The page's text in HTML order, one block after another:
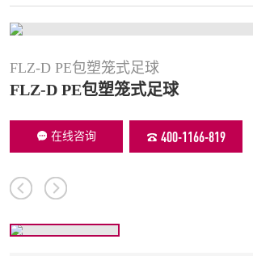
FLZ-C 半格栅笼式足球
FLZ-D PE包塑笼式足球
片装组合式围网
FLZ-D PE包塑笼式足球
FLZ-D PE包塑笼式足球
在线咨询 400-1166-819